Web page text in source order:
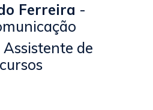
Ferreira -
Assistente de